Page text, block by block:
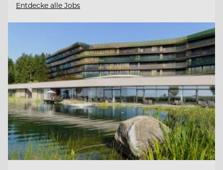
Entdecke alle Jobs